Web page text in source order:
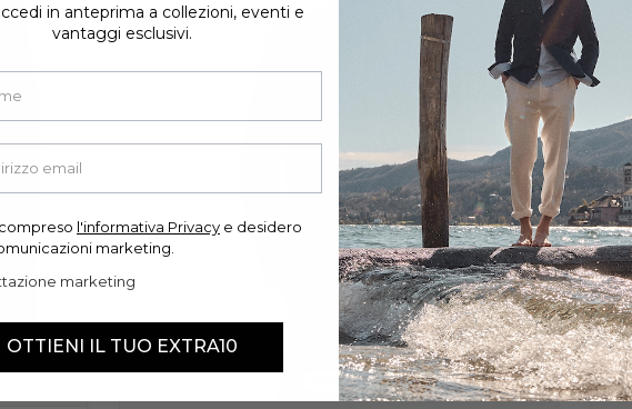
in anteprima a collezioni, eventi e
vantaggi esclusivi.
l'informativa Privacy e desidero
marketing.
marketing
OTTIENI IL TUO EXTRA10